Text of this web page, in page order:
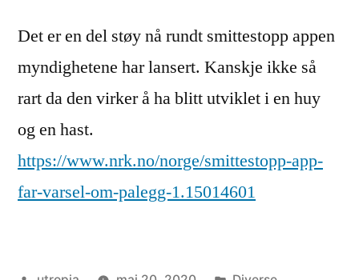
Det er en del støy nå rundt smittestopp appen
myndighetene har lansert. Kanskje ikke så
rart da den virker å ha blitt utviklet i en huy
og en hast.
https://www.nrk.no/norge/smittestopp-app-
far-varsel-om-palegg-1.15014601